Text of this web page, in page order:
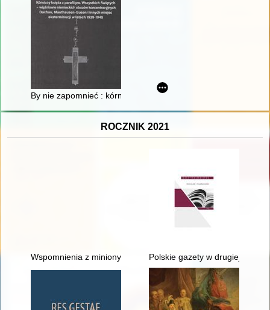
By nie zapomnieć : kórniccy księża z parafii pw. Wszystkich
ROCZNIK 2021
Wspomnienia z minionych lat Polskie gazety w drugiej